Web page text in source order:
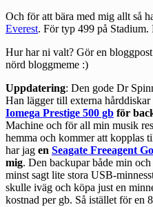
Och för att bära med mig allt så
Everest. För typ 499 på Stadium.
Hur har ni valt? Gör en
nörd bloggmeme :)
Uppdatering: Den gode Dr
Han lägger till externa
Iomega Prestige 500 gb för
Machine och för all min musik
hemma och kommer att kopplas
har jag en Seagate Freeagent
mig. Den backupar både min
minst sagt lite stora USB-
skulle iväg och köpa just en
kostnad per gb. Så istället för en